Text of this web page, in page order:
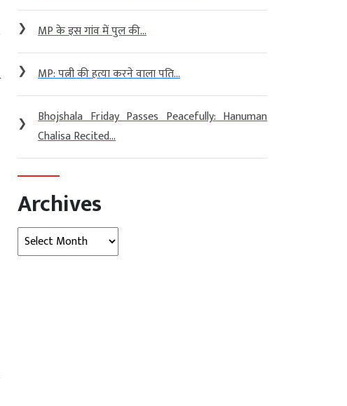
❯ MP के इस गांव में पुल की...
❯ MP: पत्नी की हत्या करने वाला पति...
❯
Bhojshala Friday Passes Peacefully: Hanuman
Chalisa Recited...
Archives
Archives